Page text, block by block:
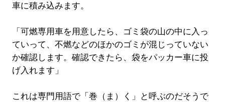
車に積み込みます。
「可燃専用車を用意したら、ゴミ袋の山の中に入っ
ていって、不燃などのほかのゴミが混じっていない
か確認します。確認できたら、袋をパッカー車に投
げ入れます」
これは専門用語で「巻（ま）く」と呼ぶのだそうで